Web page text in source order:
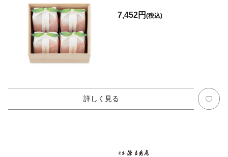
7,452円(税込)
詳しく見る